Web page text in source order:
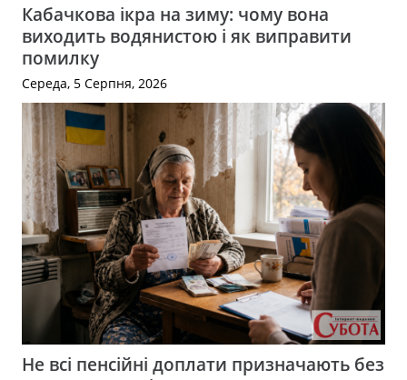
Кабачкова ікра на зиму: чому вона
виходить водянистою і як виправити
помилку
Середа, 5 Серпня, 2026
Не всі пенсійні доплати призначають без